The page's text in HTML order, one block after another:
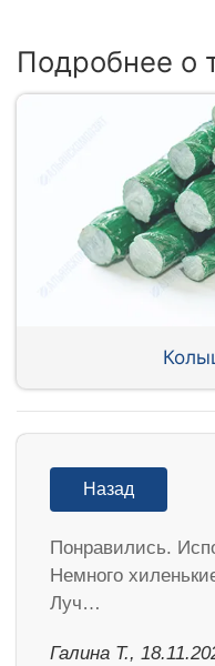
Подробнее о
Назад
Понравились.
Немного
Луч…
Галина Т.,